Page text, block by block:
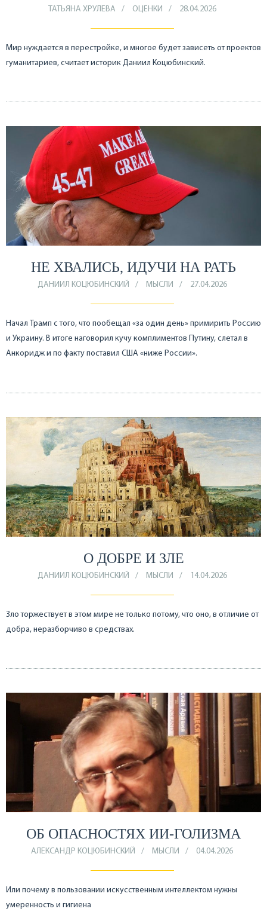
ТАТЬЯНА ХРУЛЕВА ОЦЕНКИ 28.04.2026
Мир нуждается в перестройке, и многое будет зависеть от проектов
гуманитариев, считает историк Даниил Коцюбинский.
НЕ ХВАЛИСЬ, ИДУЧИ НА РАТЬ
ДАНИИЛ КОЦЮБИНСКИЙ МЫСЛИ 27.04.2026
Начал Трамп с того, что пообещал «за один день» примирить Россию
и Украину. В итоге наговорил кучу комплиментов Путину, слетал в
Анкоридж и по факту поставил США «ниже России».
О ДОБРЕ И ЗЛЕ
ДАНИИЛ КОЦЮБИНСКИЙ МЫСЛИ 14.04.2026
Зло торжествует в этом мире не только потому, что оно, в отличие от
добра, неразборчиво в средствах.
ОБ ОПАСНОСТЯХ ИИ-ГОЛИЗМА
АЛЕКСАНДР КОЦЮБИНСКИЙ МЫСЛИ 04.04.2026
Или почему в пользовании искусственным интеллектом нужны
умеренность и гигиена